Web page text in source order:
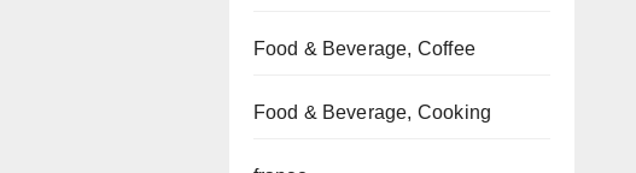
Food & Beverage, Coffee
Food & Beverage, Cooking